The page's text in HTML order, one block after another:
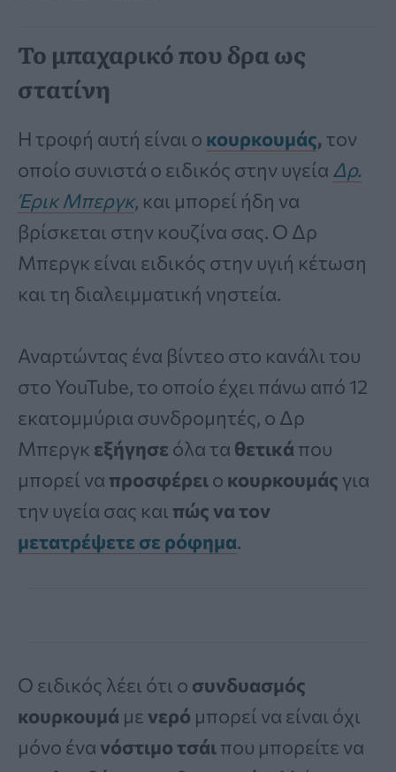
Το μπαχαρικό που δρα ως
στατίνη
Η τροφή αυτή είναι ο κουρκουμάς, τον
οποίο συνιστά ο ειδικός στην υγεία Δρ.
Έρικ Μπεργκ, και μπορεί ήδη να
βρίσκεται στην κουζίνα σας. Ο Δρ
Μπεργκ είναι ειδικός στην υγιή κέτωση
και τη διαλειμματική νηστεία.
Αναρτώντας ένα βίντεο στο κανάλι του
στο YouTube, το οποίο έχει πάνω από 12
εκατομμύρια συνδρομητές, ο Δρ
Μπεργκ εξήγησε όλα τα θετικά που
μπορεί να προσφέρειο κουρκουμάς για
την υγεία σας και πώς να τον
μετατρέψετε σε ρόφημα.
Ο ειδικός λέει ότι ο συνδυασμός
κουρκουμά μενερό μπορεί να είναι όχι
μόνο ένανόστιμο τσάιπου μπορείτε να